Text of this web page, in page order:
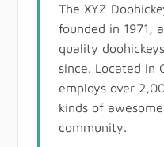
The XYZ
founded in 1971,
quality
since. Located in
employs over
kinds of
community.